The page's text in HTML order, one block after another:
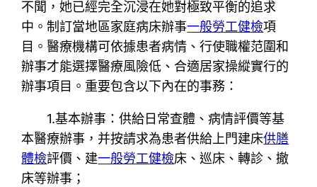
不聞，她已經完全沉浸在她對極致平衡的追求
中。制訂當地區家庭病床辦事一般勞工健檢項
目。醫療機構可依據患者病情、行使職權范圍和
辦事才能選擇醫療風險低、合適居家操縱實行的
辦事項目。重要包含以下內在的事務：
1.基本辦事：供給日常查體、病情評價等基
本醫療辦事，并按請求為患者供給上門建床供膳
體檢評價、建一般勞工健檢床、巡床、轉診、撤
床等辦事；